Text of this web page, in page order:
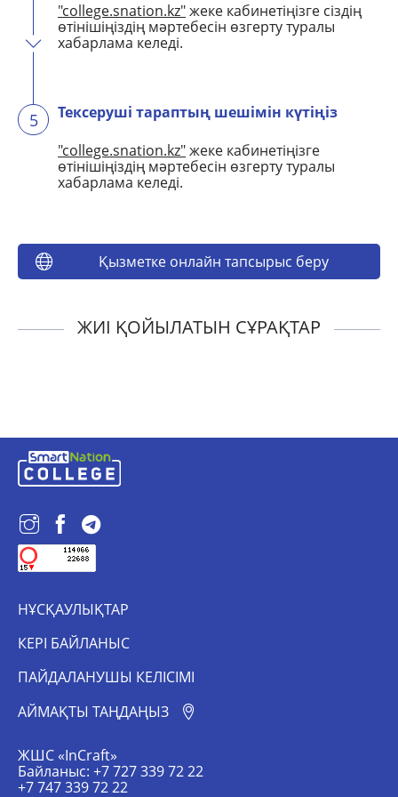
"college.snation.kz"жеке кабинетіңізге сіздің
өтінішіңіздің мәртебесін өзгерту туралы
хабарлама келеді.
5
Тексеруші тараптың шешімін күтіңіз
"college.snation.kz"жеке кабинетіңізге
өтінішіңіздің мәртебесін өзгерту туралы
хабарлама келеді.
Қызметке онлайн тапсырыс беру
ЖИІ ҚОЙЫЛАТЫН СҰРАҚТАР
НҰСҚАУЛЫҚТАР
КЕРІ БАЙЛАНЫС
ПАЙДАЛАНУШЫ КЕЛІСІМІ
АЙМАҚТЫ ТАҢДАҢЫЗ
ЖШС «InCraft»
Байланыс: +7 727 339 72 22
+7 747 339 72 22